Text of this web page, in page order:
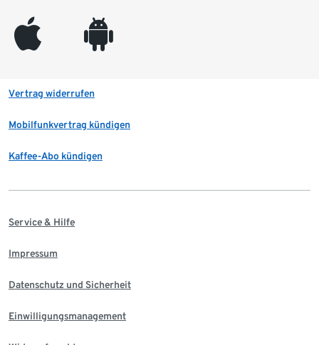
appleinc android
Vertrag widerrufen
Mobilfunkvertrag kündigen
Kaffee-Abo kündigen
Service & Hilfe
Impressum
Datenschutz und Sicherheit
Einwilligungsmanagement